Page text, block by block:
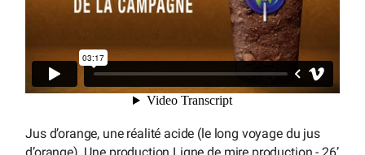
Jus d’orange, une réalité acide (le long voyage du jus